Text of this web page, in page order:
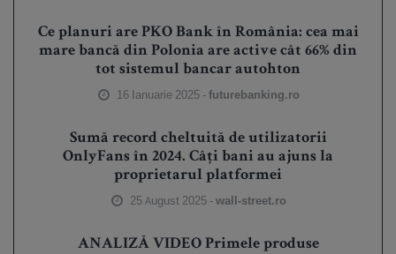
Ce planuri are PKO Bank în România: cea mai
mare bancă din Polonia are active cât 66% din
tot sistemul bancar autohton
16 Ianuarie 2025 -futurebanking.ro
Sumă record cheltuită de utilizatorii
OnlyFans în 2024. Câți bani au ajuns la
proprietarul platformei
25 August 2025 -wall-street.ro
ANALIZĂ VIDEO Primele produse